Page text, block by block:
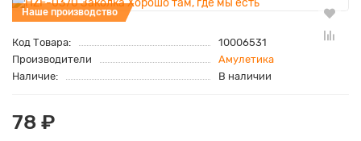
Наше производство
Код Товара:
10006531
Производители
Амулетика
Наличие:
В наличии
78 ₽